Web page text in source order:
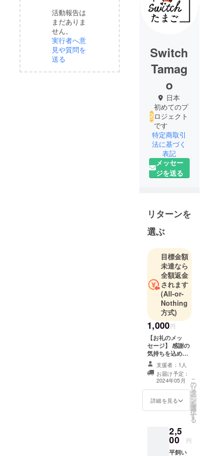
活動報告は
まだありま
せん。
実行者へ意
見や質問を
送る
Switch
Tamag
o
日本
初めてのプ
ロジェクト
です
特定商取引
法に基づく
表記
メッセー
ジを送る
リターンを
選ぶ
目標金額
未達なら
全額返金
されます
(All-or-
Nothing
方式)
1,000円
【お礼のメッ
セージ】 感謝の
気持ちを込め
て、お礼のメッ
セージをお送り
します。
支援者：1人
お届け予定：
2024年05月
詳細を見る
こ
の
リ
タ
ー
ン
を
選
択
す
る
2,5
00 円
平飼い